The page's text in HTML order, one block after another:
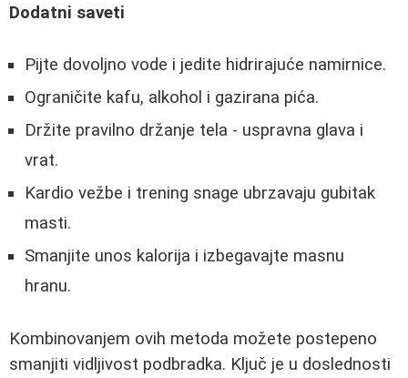
Dodatni saveti
Pijte dovoljno vode i jedite hidrirajuće namirnice.
Ograničite kafu, alkohol i gazirana pića.
Držite pravilno držanje tela - uspravna glava i
vrat.
Kardio vežbe i trening snage ubrzavaju gubitak
masti.
Smanjite unos kalorija i izbegavajte masnu
hranu.
Kombinovanjem ovih metoda možete postepeno
smanjiti vidljivost podbradka. Ključ je u doslednosti